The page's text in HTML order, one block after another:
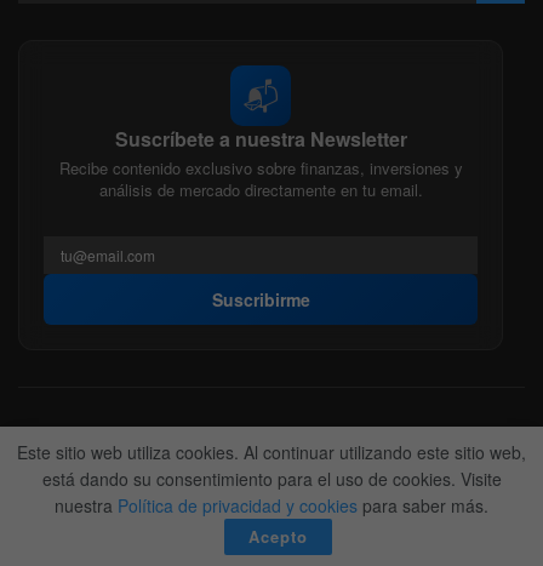
📬
Suscríbete a nuestra Newsletter
Recibe contenido exclusivo sobre finanzas, inversiones y
análisis de mercado directamente en tu email.
Suscribirme
Acerca de nosotros Politica Editorial
Nuestro Equipo
Contactanos
Anunciate
© 2022-2026BitFinanzas- Hecho porTeam DM. 😎
Este sitio web utiliza cookies. Al continuar utilizando este sitio web,
está dando su consentimiento para el uso de cookies. Visite
nuestra Política de privacidad y cookies para saber más.
Acepto